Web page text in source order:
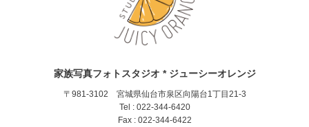
家族写真フォトスタジオ * ジューシーオレンジ
〒981-3102 宮城県仙台市泉区向陽台1丁目21-3
Tel : 022-344-6420
Fax : 022-344-6422